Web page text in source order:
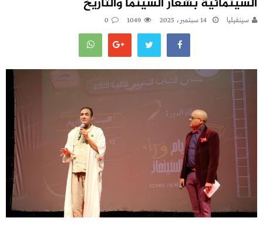
سينفيليا 14 سبتمبر، 2025 1049
0